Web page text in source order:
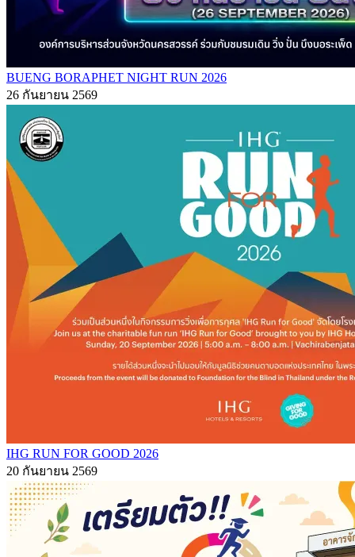
BUENG BORAPHET NIGHT RUN 2026
26 กันยายน 2569
IHG RUN FOR GOOD 2026
20 กันยายน 2569